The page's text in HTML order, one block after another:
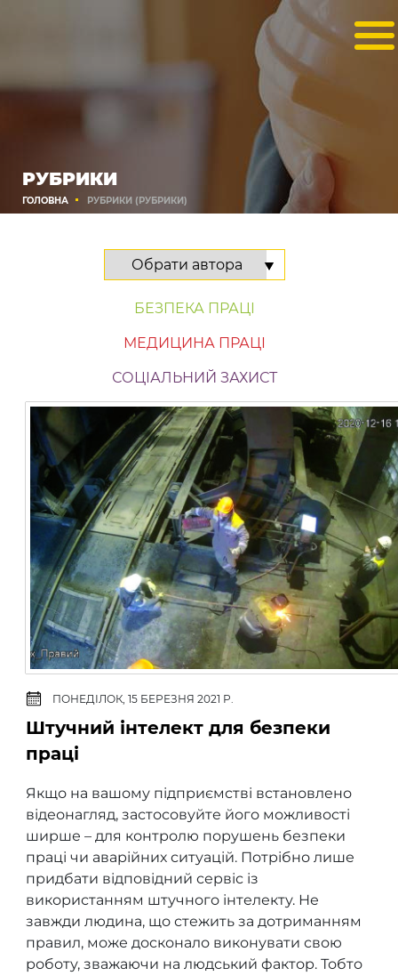
РУБРИКИ
ГОЛОВНА РУБРИКИ (РУБРИКИ)
БЕЗПЕКА ПРАЦІ
МЕДИЦИНА ПРАЦІ
СОЦІАЛЬНИЙ ЗАХИСТ
ПОНЕДІЛОК, 15 БЕРЕЗНЯ 2021 Р.
Штучний інтелект для безпеки
праці
Якщо на вашому підприємстві встановлено
відеонагляд, застосовуйте його можливості
ширше – для контролю порушень безпеки
праці чи аварійних ситуацій. Потрібно лише
придбати відповідний сервіс із
використанням штучного інтелекту. Не
завжди людина, що стежить за дотриманням
правил, може досконало виконувати свою
роботу, зважаючи на людський фактор. Тобто